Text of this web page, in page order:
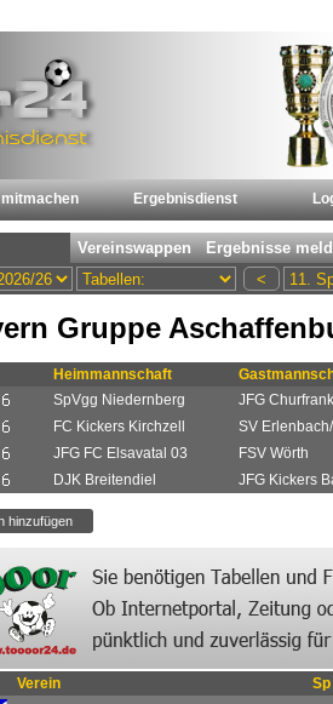
mitmachen Ergebnisdienst
Gruppe
Heimmannschaft
SpVgg Niedernberg
JFG
FC Kickers Kirchzell
SV
JFG FC Elsavatal 03
FSV Wörth
DJK Breitendiel
JFG Kickers
Verein
Sp